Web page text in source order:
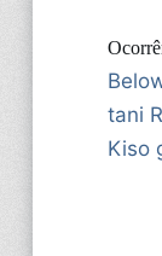
tani
Kiso